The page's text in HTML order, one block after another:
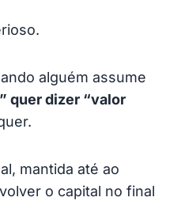
alguém assume
quer dizer “valor
mantida até ao
o capital no final